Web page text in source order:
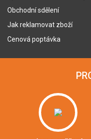
Obchodní sdělení
Jak reklamovat zboží
Cenová poptávka